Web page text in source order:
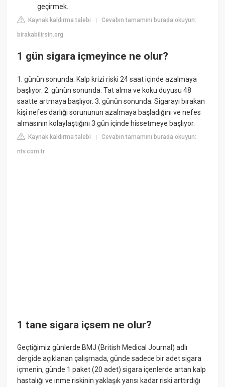
geçirmek.
Kaynak kaldırma talebi |Cevabın tamamını burada okuyun:
birakabilirsin.org
1 gün sigara içmeyince ne olur?
1. günün sonunda: Kalp krizi riski 24 saat içinde azalmaya
başlıyor. 2. günün sonunda: Tat alma ve koku duyusu 48
saatte artmaya başlıyor. 3. günün sonunda: Sigarayı bırakan
kişi nefes darlığı sorununun azalmaya başladığını ve nefes
almasının kolaylaştığını 3 gün içinde hissetmeye başlıyor.
Kaynak kaldırma talebi |Cevabın tamamını burada okuyun:
ntv.com.tr
1 tane sigara içsem ne olur?
Geçtiğimiz günlerde BMJ (British Medical Journal) adlı
dergide açıklanan çalışmada, günde sadece bir adet sigara
içmenin, günde 1 paket (20 adet) sigara içenlerde artan kalp
hastalığı ve inme riskinin yaklaşık yarısı kadar riski arttırdığı